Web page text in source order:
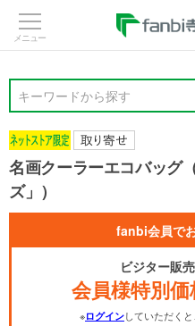
キーワードから探す
名画クーラーエコバッグ
ズ」）
fanbi会員で
ビジター販
会員様特別価
※ログインしていただく